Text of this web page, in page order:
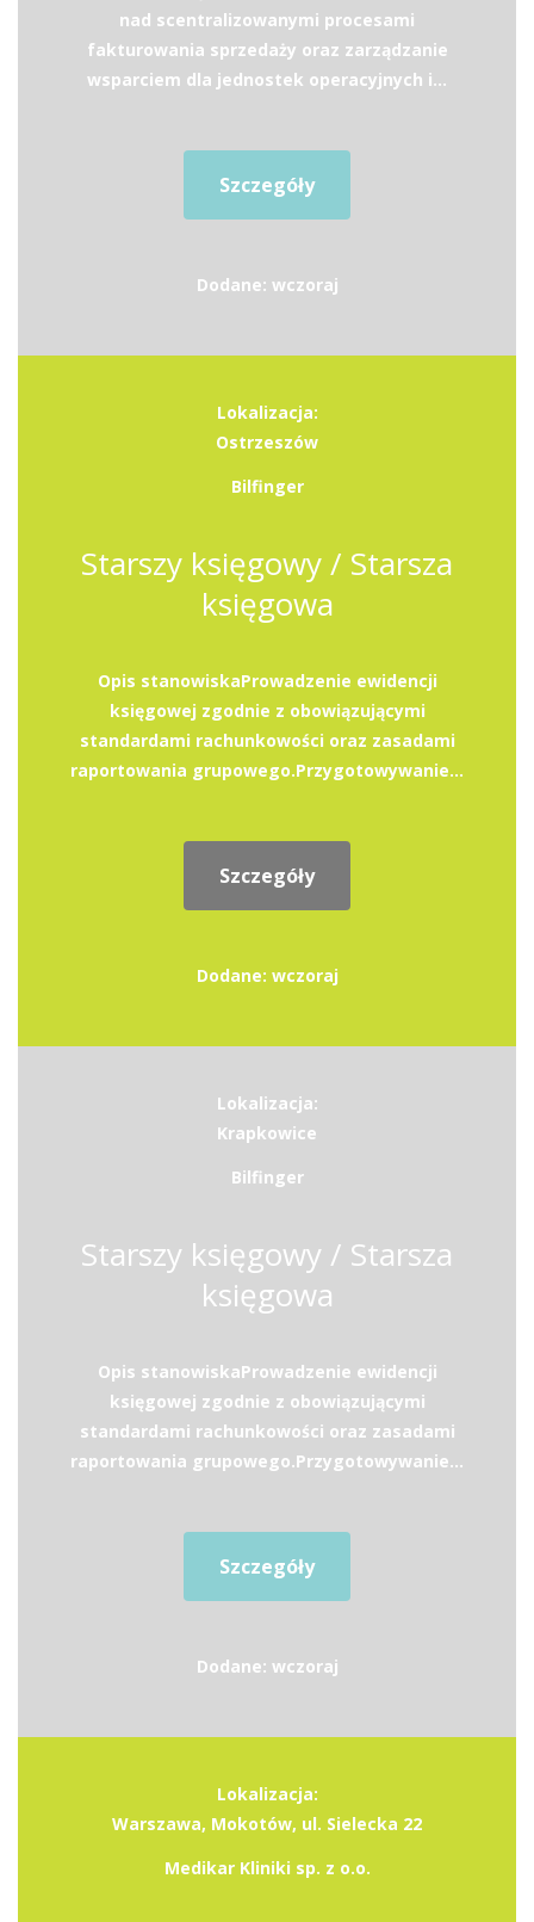
nad scentralizowanymi procesami
fakturowania sprzedaży oraz zarządzanie
wsparciem dla jednostek operacyjnych i...
Szczegóły
Dodane: wczoraj
Lokalizacja:
Ostrzeszów
Bilfinger
Starszy księgowy / Starsza
księgowa
Opis stanowiskaProwadzenie ewidencji
księgowej zgodnie z obowiązującymi
standardami rachunkowości oraz zasadami
raportowania grupowego.Przygotowywanie...
Szczegóły
Dodane: wczoraj
Lokalizacja:
Krapkowice
Bilfinger
Starszy księgowy / Starsza
księgowa
Opis stanowiskaProwadzenie ewidencji
księgowej zgodnie z obowiązującymi
standardami rachunkowości oraz zasadami
raportowania grupowego.Przygotowywanie...
Szczegóły
Dodane: wczoraj
Lokalizacja:
Warszawa, Mokotów, ul. Sielecka 22
Medikar Kliniki sp. z o.o.